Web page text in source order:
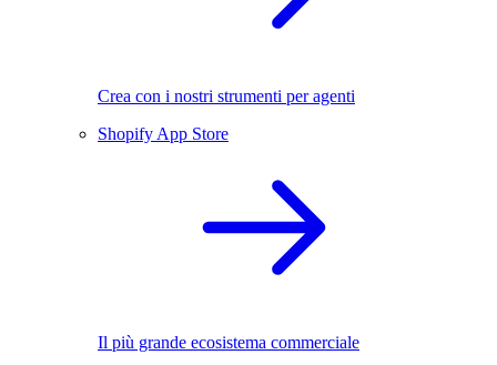
Crea con i nostri strumenti per agenti
Shopify App Store
Il più grande ecosistema commerciale